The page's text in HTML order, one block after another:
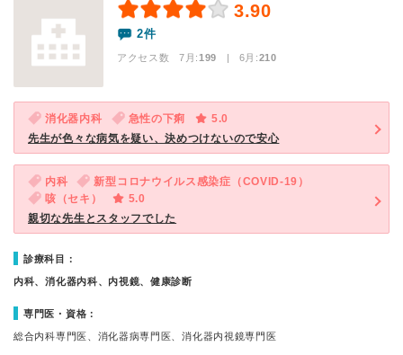
3.90
2件
アクセス数 7月:199 | 6月:210
消化器内科 急性の下痢
5.0
先生が色々な病気を疑い、決めつけないので安心
内科
新型コロナウイルス感染症（COVID-19）
咳（セキ）
5.0
親切な先生とスタッフでした
診療科目：
内科、消化器内科、内視鏡、健康診断
専門医・資格：
総合内科専門医、消化器病専門医、消化器内視鏡専門医